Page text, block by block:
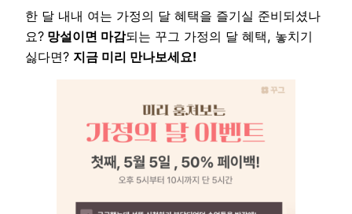
한 달 내내 여는 가정의 달 혜택을 즐기실 준비되셨나
요? 망설이면 마감되는 꾸그 가정의 달 혜택, 놓치기
싫다면? 지금 미리 만나보세요!